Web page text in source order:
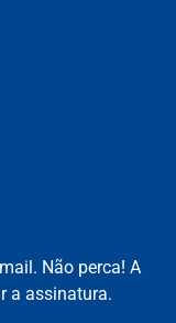
Não perca! A
a assinatura.